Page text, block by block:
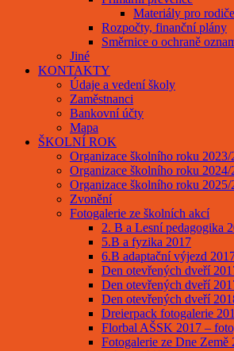
Materiály pro
Rozpočty, finanční plány
Směrnice o ochraně
Jiné
KONTAKTY
Údaje a vedení školy
Zaměstnanci
Bankovní účty
Mapa
ŠKOLNÍ ROK
Organizace školního roku 2023/
Organizace školního roku 2024/
Organizace školního roku 2025/
Zvonění
Fotogalerie ze školních akcí
2. B a Lesní pedagogika
5.B a fyzika 2017
6.B adaptační výjezd
Den otevřených dveří
Den otevřených dveří
Den otevřených dveří
Dreierpack fotogalerie
Florbal AŠSK 2017 –
Fotogalerie ze Dne Země